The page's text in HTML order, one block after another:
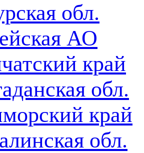
обл.
АО
край
обл.
край
обл.